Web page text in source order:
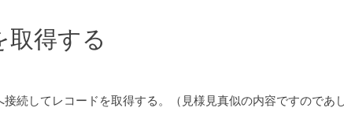
得する
続してレコードを取得する。（見様見真似の内容ですのであ